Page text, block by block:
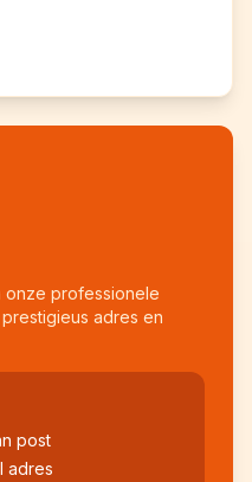
onze professionele
adres en
post
adres